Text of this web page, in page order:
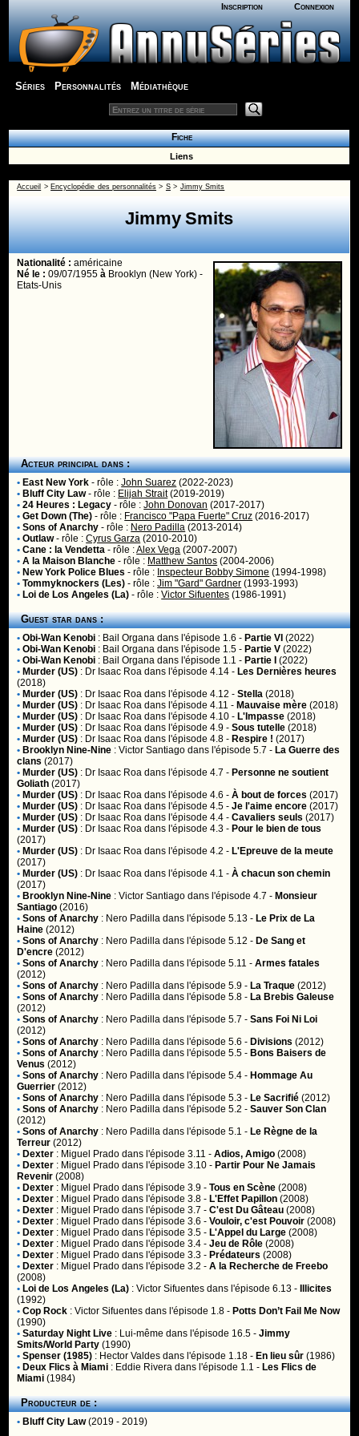
Inscription Connexion
Séries Personnalités Médiathèque
Fiche
Liens
Accueil > Encyclopédie des personnalités > S> Jimmy Smits
Jimmy Smits
Nationalité :américaine
Né le :09/07/1955à Brooklyn (New York) -
Etats-Unis
Acteur principal dans :
• East New York - rôle :John Suarez (2022-2023)
• Bluff City Law- rôle : Elijah Strait(2019-2019)
• 24 Heures : Legacy - rôle :John Donovan (2017-2017)
• Get Down (The) - rôle : Francisco "Papa Fuerte" Cruz (2016-2017)
• Sons of Anarchy - rôle : Nero Padilla (2013-2014)
• Outlaw- rôle :Cyrus Garza (2010-2010)
• Cane : la Vendetta - rôle :Alex Vega (2007-2007)
• A la Maison Blanche - rôle : Matthew Santos (2004-2006)
• New York Police Blues - rôle : Inspecteur Bobby Simone (1994-1998)
• Tommyknockers (Les) - rôle :Jim "Gard" Gardner (1993-1993)
• Loi de Los Angeles (La) - rôle :Victor Sifuentes (1986-1991)
Guest star dans :
• Obi-Wan Kenobi : Bail Organa dans l'épisode 1.6 - Partie VI (2022)
• Obi-Wan Kenobi : Bail Organa dans l'épisode 1.5 - Partie V (2022)
• Obi-Wan Kenobi : Bail Organa dans l'épisode 1.1 - Partie I
(2022)
• Murder (US) : Dr Isaac Roa dans l'épisode 4.14 - Les Dernières heures
(2018)
• Murder (US) : Dr Isaac Roa dans l'épisode 4.12 -Stella (2018)
• Murder (US) : Dr Isaac Roa dans l'épisode 4.11 - Mauvaise mère (2018)
• Murder (US) : Dr Isaac Roa dans l'épisode 4.10 - L'Impasse (2018)
• Murder (US) : Dr Isaac Roa dans l'épisode 4.9 -Sous tutelle (2018)
• Murder (US) : Dr Isaac Roa dans l'épisode 4.8 - Respire ! (2017)
• Brooklyn Nine-Nine :Victor Santiago dans l'épisode 5.7 - La Guerre des
clans (2017)
• Murder (US) : Dr Isaac Roa dans l'épisode 4.7 - Personne ne soutient
Goliath (2017)
• Murder (US) : Dr Isaac Roa dans l'épisode 4.6 -À bout de forces (2017)
• Murder (US) : Dr Isaac Roa dans l'épisode 4.5 -Je l'aime encore (2017)
• Murder (US) : Dr Isaac Roa dans l'épisode 4.4 -Cavaliers seuls (2017)
• Murder (US) : Dr Isaac Roa dans l'épisode 4.3 - Pour le bien de tous
(2017)
• Murder (US) : Dr Isaac Roa dans l'épisode 4.2 - L'Epreuve de la meute
(2017)
• Murder (US) : Dr Isaac Roa dans l'épisode 4.1 -À chacun son chemin
(2017)
• Brooklyn Nine-Nine :Victor Santiago dans l'épisode 4.7 - Monsieur
Santiago (2016)
• Sons of Anarchy : Nero Padilla dans l'épisode 5.13 - Le Prix de La
Haine (2012)
• Sons of Anarchy : Nero Padilla dans l'épisode 5.12 - De Sang et
D'encre (2012)
• Sons of Anarchy : Nero Padilla dans l'épisode 5.11 -Armes fatales
(2012)
• Sons of Anarchy : Nero Padilla dans l'épisode 5.9 - La Traque (2012)
• Sons of Anarchy : Nero Padilla dans l'épisode 5.8 - La Brebis Galeuse
(2012)
• Sons of Anarchy : Nero Padilla dans l'épisode 5.7 -Sans Foi Ni Loi
(2012)
• Sons of Anarchy : Nero Padilla dans l'épisode 5.6 - Divisions (2012)
• Sons of Anarchy : Nero Padilla dans l'épisode 5.5 - Bons Baisers de
Venus (2012)
• Sons of Anarchy : Nero Padilla dans l'épisode 5.4 - Hommage Au
Guerrier (2012)
• Sons of Anarchy : Nero Padilla dans l'épisode 5.3 - Le Sacrifié (2012)
• Sons of Anarchy : Nero Padilla dans l'épisode 5.2 -Sauver Son Clan
(2012)
• Sons of Anarchy : Nero Padilla dans l'épisode 5.1 - Le Règne de la
Terreur (2012)
• Dexter : Miguel Prado dans l'épisode 3.11 -Adios, Amigo (2008)
• Dexter : Miguel Prado dans l'épisode 3.10 - Partir Pour Ne Jamais
Revenir (2008)
• Dexter : Miguel Prado dans l'épisode 3.9 -Tous en Scène (2008)
• Dexter : Miguel Prado dans l'épisode 3.8 - L'Effet Papillon (2008)
• Dexter : Miguel Prado dans l'épisode 3.7 -C'est Du Gâteau (2008)
• Dexter : Miguel Prado dans l'épisode 3.6 -Vouloir, c'est Pouvoir (2008)
• Dexter : Miguel Prado dans l'épisode 3.5 - L'Appel du Large (2008)
• Dexter : Miguel Prado dans l'épisode 3.4 -Jeu de Rôle (2008)
• Dexter : Miguel Prado dans l'épisode 3.3 - Prédateurs (2008)
• Dexter : Miguel Prado dans l'épisode 3.2 -A la Recherche de Freebo
(2008)
• Loi de Los Angeles (La) :Victor Sifuentes dans l'épisode 6.13 -
Illicites
(1992)
• Cop Rock :Victor Sifuentes dans l'épisode 1.8 - Potts Don’t Fail Me Now
(1990)
• Saturday Night Live : Lui-même dans l'épisode 16.5 -Jimmy
Smits/World Party (1990)
• Spenser (1985) : Hector Valdes dans l'épisode 1.18 - En lieu sûr (1986)
• Deux Flics à Miami : Eddie Rivera dans l'épisode 1.1 - Les Flics de
Miami(1984)
Producteur de :
• Bluff City Law(2019 - 2019)